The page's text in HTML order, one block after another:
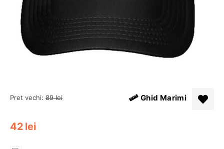
Pret vechi: 89 lei
42 lei
Ghid Marimi